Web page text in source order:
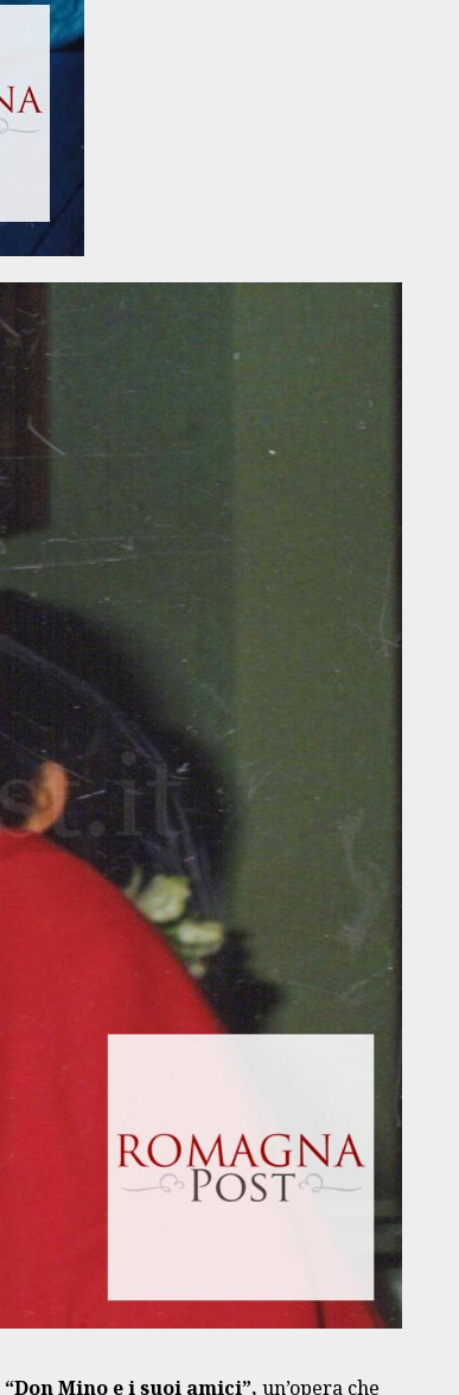
“Don Mino e i suoi amici”, un’opera che